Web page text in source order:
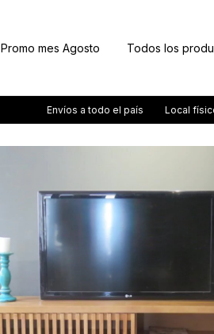
Promo mes Agosto Todos los
Envíos a todo el país Local físico en